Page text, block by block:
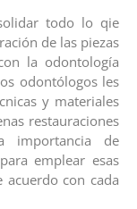
todo lo qie
de las piezas
la odontología
odontólogos les
y materiales
restauraciones
importancia de
emplear esas
acuerdo con cada